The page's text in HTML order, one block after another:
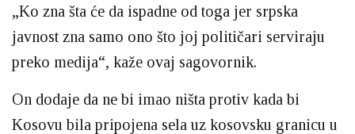
„Ko zna šta će da ispadne od toga jer srpska
javnost zna samo ono što joj političari serviraju
preko medija“, kaže ovaj sagovornik.
On dodaje da ne bi imao ništa protiv kada bi
Kosovu bila pripojena sela uz kosovsku granicu u